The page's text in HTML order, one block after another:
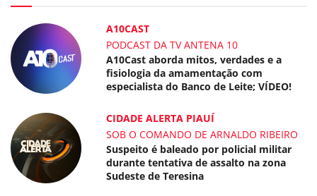
A10CAST
PODCAST DA TV ANTENA 10
A10Cast aborda mitos, verdades e a
fisiologia da amamentação com
especialista do Banco de Leite; VÍDEO!
CIDADE ALERTA PIAUÍ
SOB O COMANDO DE ARNALDO RIBEIRO
Suspeito é baleado por policial militar
durante tentativa de assalto na zona
Sudeste de Teresina